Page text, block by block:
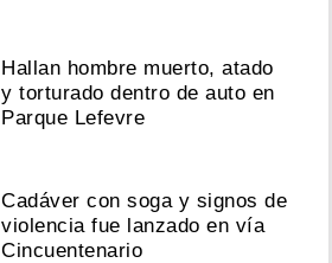
Hallan hombre muerto, atado
y torturado dentro de auto en
Parque Lefevre
Cadáver con soga y signos de
violencia fue lanzado en vía
Cincuentenario